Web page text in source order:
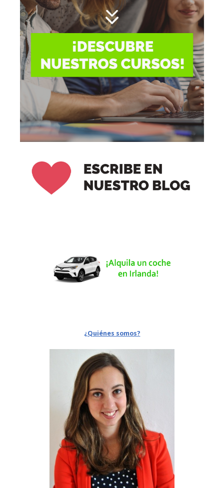
¿Quiénes somos?